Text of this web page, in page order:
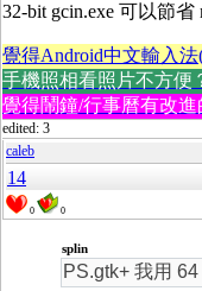
32-bit gcin.exe 可以節省
覺得Android中文輸入
手機照相看照片不方便
覺得鬧鐘/行事曆有改
edited: 3
caleb
14
0 0
splin
PS.gtk+ 我用